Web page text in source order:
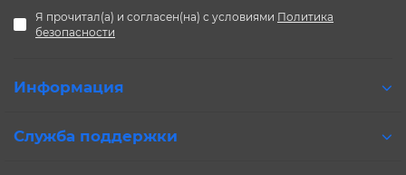
Я прочитал(а) и согласен(на) с условиями Политика
безопасности
Информация
Служба поддержки